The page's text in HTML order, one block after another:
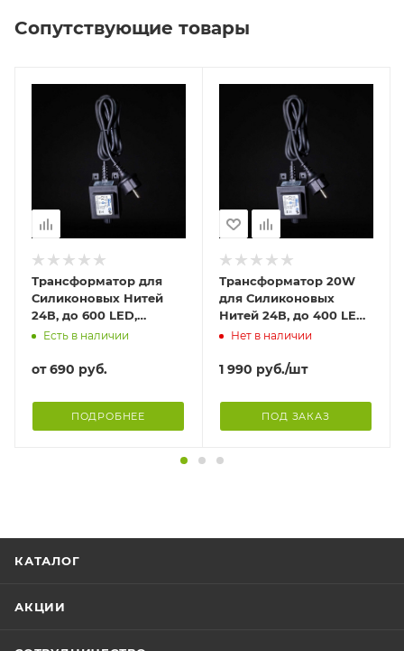
Сопутствующие товары
Трансформатор для
Силиконовых Нитей
24В, до 600 LED,
Провод Черный
Есть в наличии
от690 руб.
ПОДРОБНЕЕ
Трансформатор 20W
для Силиконовых
Нитей 24В, до 400 LED,
Провод Черный
Нет в наличии
1 990 руб./шт
ПОД ЗАКАЗ
КАТАЛОГ
АКЦИИ